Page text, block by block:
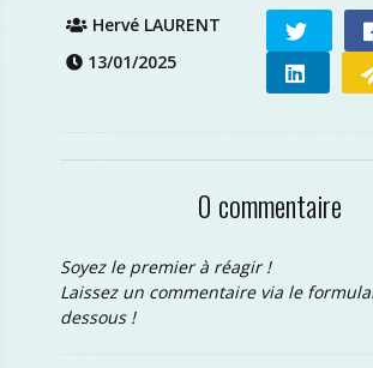
Hervé LAURENT
13/01/2025
0 commentaire
Soyez le premier à réagir !
Laissez un commentaire via le
dessous !